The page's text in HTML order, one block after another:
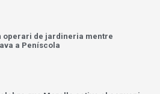
operari de jardineria mentre
a Peníscola